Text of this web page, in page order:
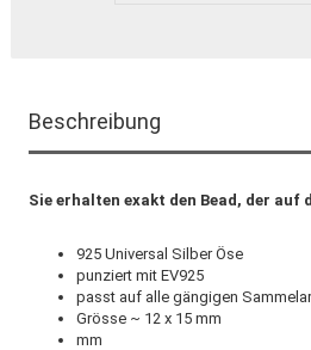
Beschreibung
Sie erhalten exakt den Bead, der auf
925 Universal Silber Öse
punziert mit EV925
passt auf alle gängigen
Grösse ~ 12 x 15 mm
mm